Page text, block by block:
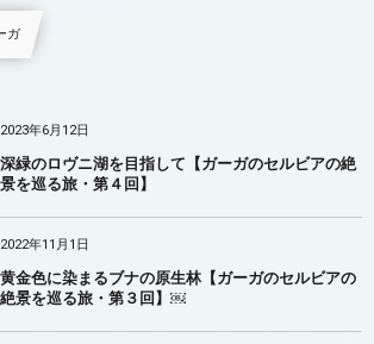
ガ
2023年6月12日
深緑のロヴニ湖を目指して【ガーガのセルビアの絶
景を巡る旅・第４回】
2022年11月1日
黄金色に染まるブナの原生林【ガーガのセルビアの
絶景を巡る旅・第３回】￼